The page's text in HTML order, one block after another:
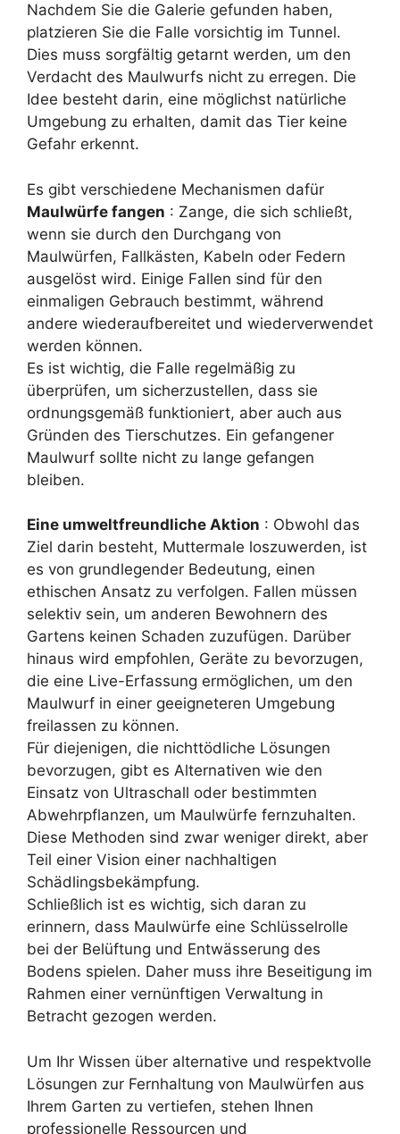
Nachdem Sie die Galerie gefunden haben,
platzieren Sie die Falle vorsichtig im Tunnel.
Dies muss sorgfältig getarnt werden, um den
Verdacht des Maulwurfs nicht zu erregen. Die
Idee besteht darin, eine möglichst natürliche
Umgebung zu erhalten, damit das Tier keine
Gefahr erkennt.
Es gibt verschiedene Mechanismen dafür
Maulwürfe fangen : Zange, die sich schließt,
wenn sie durch den Durchgang von
Maulwürfen, Fallkästen, Kabeln oder Federn
ausgelöst wird. Einige Fallen sind für den
einmaligen Gebrauch bestimmt, während
andere wiederaufbereitet und wiederverwendet
werden können.
Es ist wichtig, die Falle regelmäßig zu
überprüfen, um sicherzustellen, dass sie
ordnungsgemäß funktioniert, aber auch aus
Gründen des Tierschutzes. Ein gefangener
Maulwurf sollte nicht zu lange gefangen
bleiben.
Eine umweltfreundliche Aktion : Obwohl das
Ziel darin besteht, Muttermale loszuwerden, ist
es von grundlegender Bedeutung, einen
ethischen Ansatz zu verfolgen. Fallen müssen
selektiv sein, um anderen Bewohnern des
Gartens keinen Schaden zuzufügen. Darüber
hinaus wird empfohlen, Geräte zu bevorzugen,
die eine Live-Erfassung ermöglichen, um den
Maulwurf in einer geeigneteren Umgebung
freilassen zu können.
Für diejenigen, die nichttödliche Lösungen
bevorzugen, gibt es Alternativen wie den
Einsatz von Ultraschall oder bestimmten
Abwehrpflanzen, um Maulwürfe fernzuhalten.
Diese Methoden sind zwar weniger direkt, aber
Teil einer Vision einer nachhaltigen
Schädlingsbekämpfung.
Schließlich ist es wichtig, sich daran zu
erinnern, dass Maulwürfe eine Schlüsselrolle
bei der Belüftung und Entwässerung des
Bodens spielen. Daher muss ihre Beseitigung im
Rahmen einer vernünftigen Verwaltung in
Betracht gezogen werden.
Um Ihr Wissen über alternative und respektvolle
Lösungen zur Fernhaltung von Maulwürfen aus
Ihrem Garten zu vertiefen, stehen Ihnen
professionelle Ressourcen und